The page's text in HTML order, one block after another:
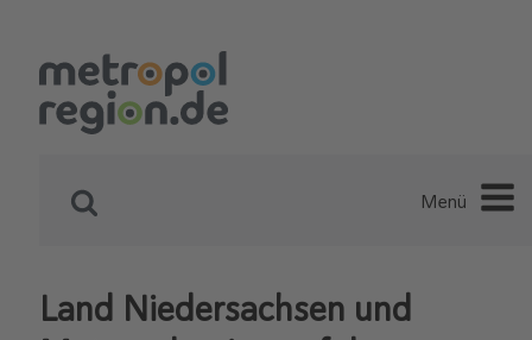
Menü
Land Niedersachsen und